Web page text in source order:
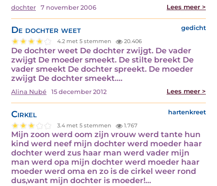
dochter 7 november 2006 Lees meer >
De dochter weet gedicht
4.2 met 5 stemmen 20.406
De dochter weet De dochter zwijgt. De vader
zwijgt De moeder smeekt. De stilte breekt De
vader smeekt De dochter spreekt. De moeder
zwijgt De dochter smeekt.…
Alina Nubé 15 december 2012 Lees meer >
Cirkel hartenkreet
3.4 met 5 stemmen 1.767
Mijn zoon werd oom zijn vrouw werd tante hun
kind werd neef mijn dochter werd moeder haar
dochter werd zus haar man werd vader mijn
man werd opa mijn dochter werd moeder haar
moeder werd oma en zo is de cirkel weer rond
dus,want mijn dochter is moeder!…